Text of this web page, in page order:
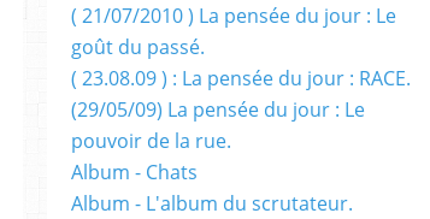
( 21/07/2010 ) La pensée du jour : Le
goût du passé.
( 23.08.09 ) : La pensée du jour : RACE.
(29/05/09) La pensée du jour : Le
pouvoir de la rue.
Album - Chats
Album - L'album du scrutateur.